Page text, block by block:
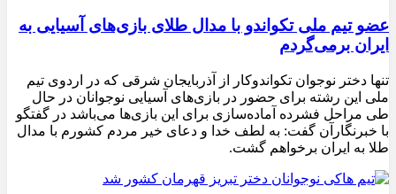
عضو تیم ملی تکواندو با مدال طلای بازی‌های آسیایی به
ایران برمی‌گردم
تنها دختر نوجوان تکواندوکار از آذربایجان شرقی که در اردوی تیم
ملی این رشته برای حضور در بازی‌های آسیایی نوجوانان در حال
طی مراحل فشرده آماده‌سازی برای این بازی‌ها می‌باشد در گفتگو
با خبرنگارآن گفت: به لطف خدا و دعای خیر مردم کشورم با مدال
طلا به ایران برخواهم گشت.